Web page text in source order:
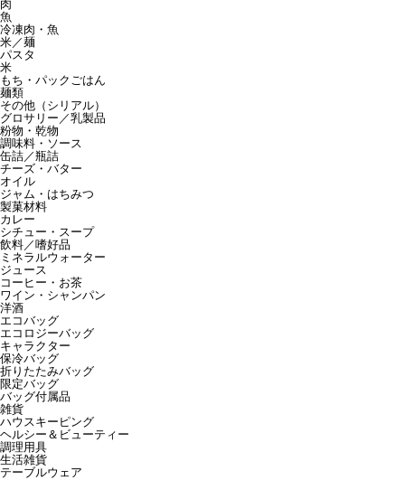
肉
魚
冷凍肉・魚
米／麺
パスタ
米
もち・パックごはん
麺類
その他（シリアル）
グロサリー／乳製品
粉物・乾物
調味料・ソース
缶詰／瓶詰
チーズ・バター
オイル
ジャム・はちみつ
製菓材料
カレー
シチュー・スープ
飲料／嗜好品
ミネラルウォーター
ジュース
コーヒー・お茶
ワイン・シャンパン
洋酒
エコバッグ
エコロジーバッグ
キャラクター
保冷バッグ
折りたたみバッグ
限定バッグ
バッグ付属品
雑貨
ハウスキーピング
ヘルシー＆ビューティー
調理用具
生活雑貨
テーブルウェア